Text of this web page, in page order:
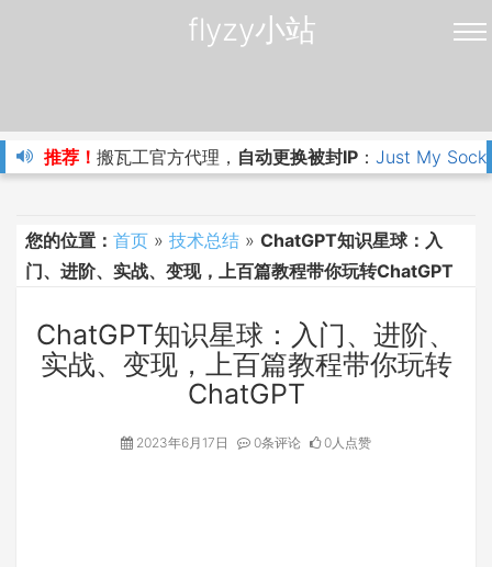
flyzy小站
推荐！ 搬瓦工官方代理， 自动更换被封IP ： Just My
您的位置： 首页 » 技术总结 » ChatGPT知识星球：入
门、进阶、实战、变现，上百篇教程带你玩转ChatGPT
ChatGPT知识星球：入门、进阶、
实战、变现，上百篇教程带你玩转
ChatGPT
2023年6月17日 0条评论 0人点赞